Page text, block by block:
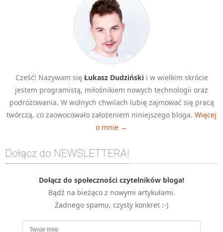
Cześć! Nazywam się Łukasz Dudzińskii w wielkim skrócie
jestem programistą, miłośnikiem nowych technologii oraz
podróżowania. W wolnych chwilach lubię zajmować się pracą
twórczą, co zaowocowało założeniem niniejszego bloga. Więcej
o mnie →
Dołącz do NEWSLETTERA!
Dołącz do społeczności czytelników bloga!
Bądź na bieżąco z nowymi artykułami.
Żadnego spamu, czysty konkret :-)